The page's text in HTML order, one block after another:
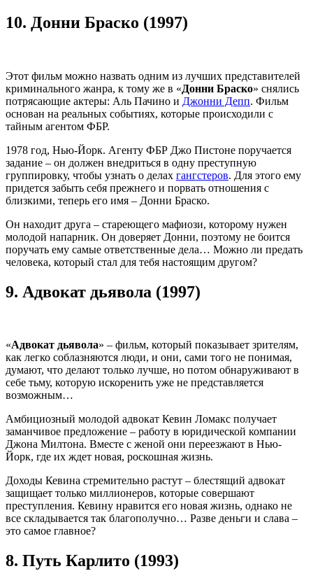
10. Донни Браско (1997)
Этот фильм можно назвать одним из лучших представителей
криминального жанра, к тому же в «Донни Браско» снялись
потрясающие актеры: Аль Пачино и Джонни Депп. Фильм
основан на реальных событиях, которые происходили с
тайным агентом ФБР.
1978 год, Нью-Йорк. Агенту ФБР Джо Пистоне поручается
задание – он должен внедриться в одну преступную
группировку, чтобы узнать о делах гангстеров. Для этого ему
придется забыть себя прежнего и порвать отношения с
близкими, теперь его имя – Донни Браско.
Он находит друга – стареющего мафиози, которому нужен
молодой напарник. Он доверяет Донни, поэтому не боится
поручать ему самые ответственные дела… Можно ли предать
человека, который стал для тебя настоящим другом?
9. Адвокат дьявола (1997)
«Адвокат дьявола» – фильм, который показывает зрителям,
как легко соблазняются люди, и они, сами того не понимая,
думают, что делают только лучше, но потом обнаруживают в
себе тьму, которую искоренить уже не представляется
возможным…
Амбициозный молодой адвокат Кевин Ломакс получает
заманчивое предложение – работу в юридической компании
Джона Милтона. Вместе с женой они переезжают в Нью-
Йорк, где их ждет новая, роскошная жизнь.
Доходы Кевина стремительно растут – блестящий адвокат
защищает только миллионеров, которые совершают
преступления. Кевину нравится его новая жизнь, однако не
все складывается так благополучно… Разве деньги и слава –
это самое главное?
8. Путь Карлито (1993)